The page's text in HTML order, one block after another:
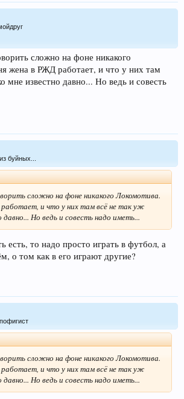
сложно на фоне никакого
жена в РЖД работает, и что у них там
мне известно давно... Но ведь и совесть
буйных...
сложно на фоне никакого Локомотива.
и что у них там всё не так уж
давно... Но ведь и совесть надо иметь...
есть, то надо просто играть в футбол, а
о том как в его играют другие?
сложно на фоне никакого Локомотива.
и что у них там всё не так уж
давно... Но ведь и совесть надо иметь...